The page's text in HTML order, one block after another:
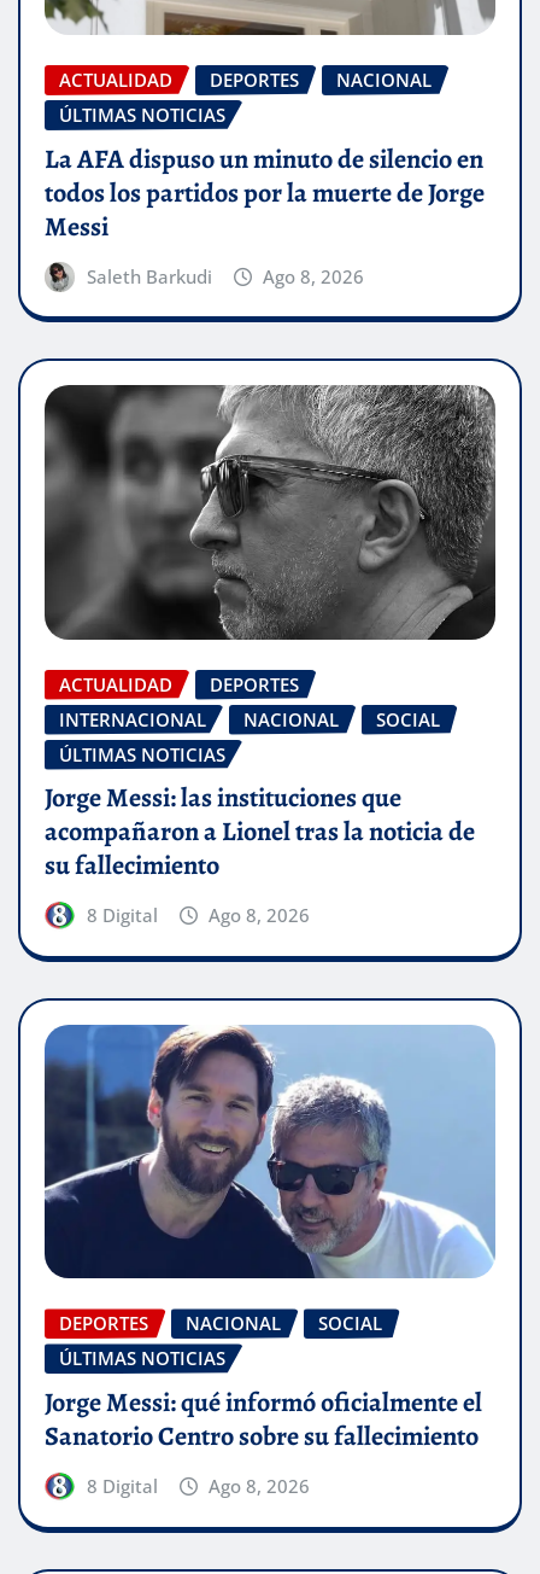
ACTUALIDAD DEPORTES
NACIONAL
ÚLTIMAS NOTICIAS
La AFA dispuso un minuto de silencio en
todos los partidos por la muerte de Jorge
Messi
Saleth Barkudi Ago 8, 2026
ACTUALIDAD
DEPORTES
INTERNACIONAL
NACIONAL
SOCIAL
ÚLTIMAS NOTICIAS
Jorge Messi: las instituciones que
acompañaron a Lionel tras la noticia de
su fallecimiento
8 Digital Ago 8, 2026
DEPORTES NACIONAL
SOCIAL
ÚLTIMAS NOTICIAS
Jorge Messi: qué informó oficialmente el
Sanatorio Centro sobre su fallecimiento
8 Digital Ago 8, 2026